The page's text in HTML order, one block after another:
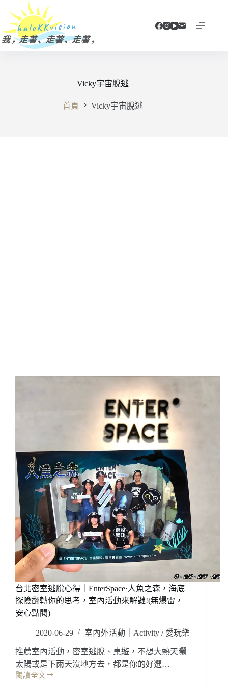
主
要
Vicky宇宙脫逃
首頁 Vicky宇宙脫逃
台北密室逃脫心得｜EnterSpace·人魚之森，海底
探險翻轉你的思考，室內活動來解謎!(無爆雷，
安心點閱)
2020-06-29 室內外活動｜Activity / 愛玩樂
推薦室內活動，密室逃脫、桌遊，不想大熱天曬
太陽或是下雨天沒地方去，都是你的好選…
閱讀全文
台